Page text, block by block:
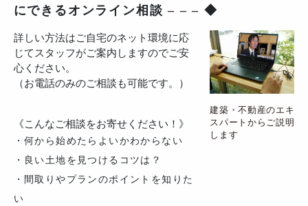
にできるオンライン相談 – – – ◆
建築・不動産のエキ
スパートからご説明
します
詳しい方法はご自宅のネット環境に応
じてスタッフがご案内しますのでご安
心ください。
（お電話のみのご相談も可能です。）
《こんなご相談をお寄せください！》
・何から始めたらよいかわからない
・良い土地を見つけるコツは？
・間取りやプランのポイントを知りた
い